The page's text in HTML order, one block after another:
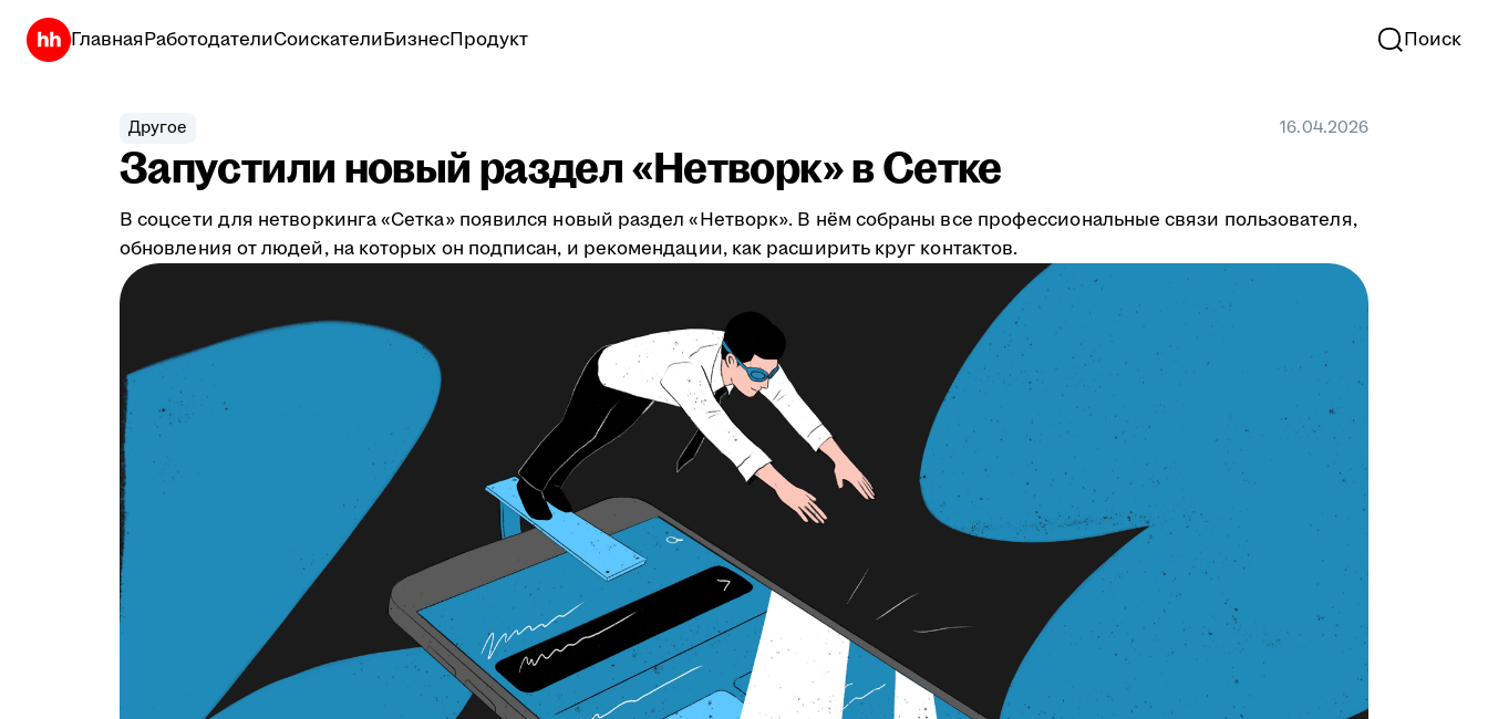
ГлавнаяРаботодателиСоискателиБизнесПродукт Поиск
Другое 16.04.2026
Запустили новый раздел «Нетворк» в Сетке
В соцсети для нетворкинга «Сетка» появился новый раздел «Нетворк». В нём собраны все профессиональные связи пользователя,
обновления от людей, на которых он подписан, и рекомендации, как расширить круг контактов.